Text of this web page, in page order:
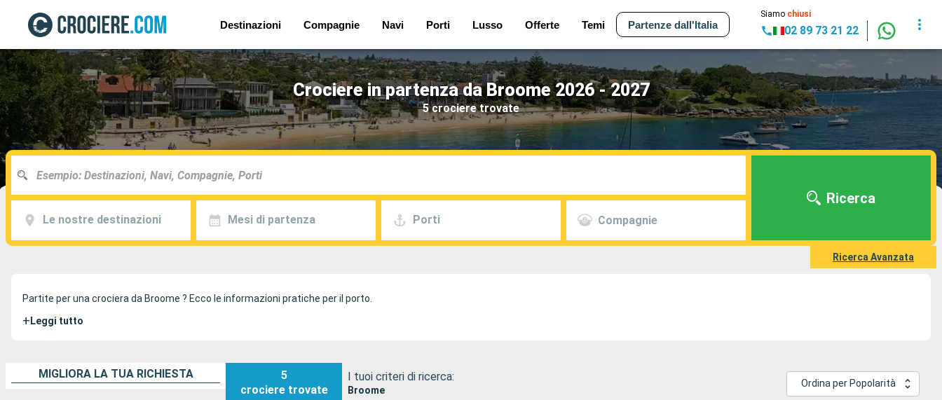
Destinazioni Compagnie Navi Porti Lusso Offerte Temi Partenze dall'Italia
Siamo chiusi
02 89 73 21 22
Crociere in partenza da Broome 2026 - 2027
5 crociere trovate
Le nostre destinazioni Mesi di partenza Porti Compagnie
Ricerca
Ricerca Avanzata
Partite per una crociera da Broome ? Ecco le informazioni pratiche per il porto.
+ Leggi tutto
MIGLIORA LA TUA RICHIESTA
5
crociere trovate
I tuoi criteri di ricerca:
Broome
Ordina per Popolarità